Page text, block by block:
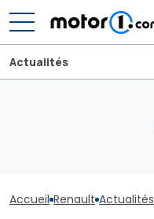
Actualités
Accueil Renault Actualités